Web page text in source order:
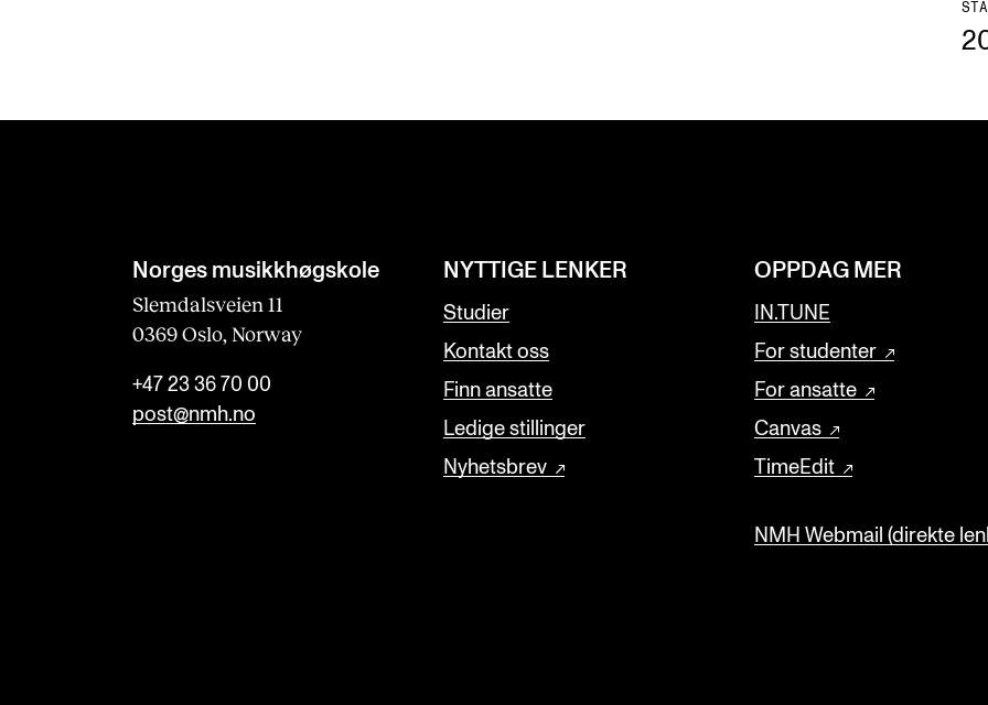
Norges musikk­høgskole
Slemdalsveien 11
0369 Oslo, Norway
+47 23 36 70 00
post@nmh.no
NYTTIGE LENKER
Studier
Kontakt oss
Finn ansatte
Ledige stillinger
Nyhetsbrev
OPPDAG MER
IN.TUNE
For studenter
For ansatte
Canvas
TimeEdit
NMH Webmail (direkte